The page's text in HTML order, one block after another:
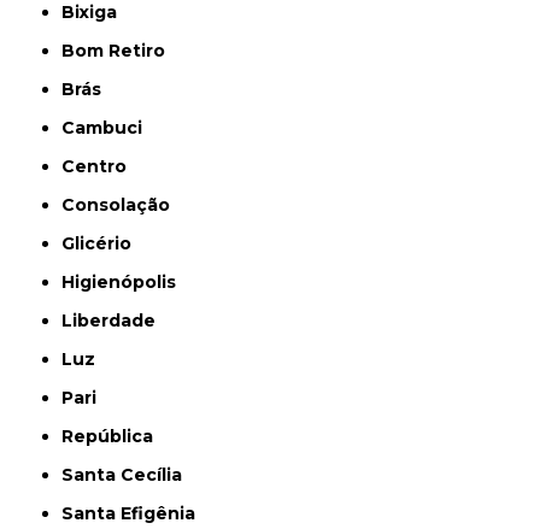
Bixiga
Bom Retiro
Brás
Cambuci
Centro
Consolação
Glicério
Higienópolis
Liberdade
Luz
Pari
República
Santa Cecília
Santa Efigênia